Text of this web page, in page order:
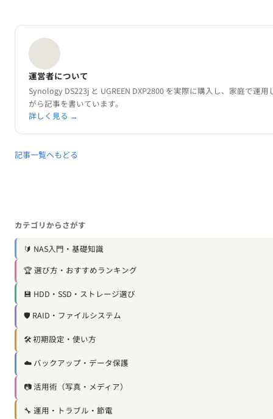
運営者について
Synology DS223j と UGREEN DXP2800 を実際に購入し、家庭で運用
がら記事を書いています。
詳しく見る →
記事一覧へもどる
カテゴリからさがす
🔰 NAS入門・基礎知識
🏆 選び方・おすすめランキング
💾 HDD・SSD・ストレージ選び
🛡️ RAID・ファイルシステム
🛠️ 初期設定・使い方
☁️ バックアップ・データ保護
📷 活用術（写真・メディア）
🔧 運用・トラブル・節電